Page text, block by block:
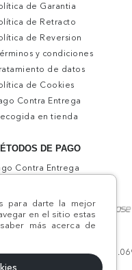
para darte la mejor
en el sitio estas
más acerca de
de Garantia
de Retracto
de Reversion
y condiciones
de datos
de Cookies
Contra Entrega
en tienda
DE PAGO
Contra Entrega
| Comodín S.A.S |